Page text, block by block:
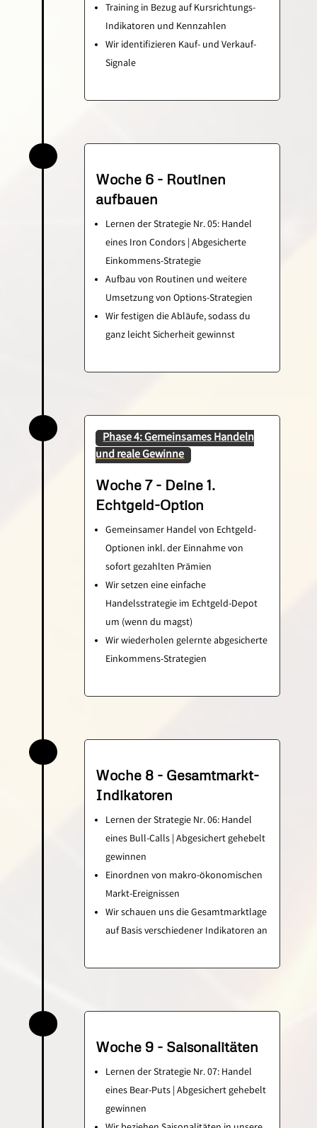
Training in Bezug auf Kursrichtungs-
Indikatoren und Kennzahlen
Wir identifizieren Kauf- und Verkauf-
Signale
Woche 6 - Routinen
aufbauen
Lernen der Strategie Nr. 05: Handel
eines Iron Condors | Abgesicherte
Einkommens-Strategie
Aufbau von Routinen und weitere
Umsetzung von Options-Strategien
Wir festigen die Abläufe, sodass du
ganz leicht Sicherheit gewinnst
Phase 4: Gemeinsames Handeln
und reale Gewinne
Woche 7 - Deine 1.
Echtgeld-Option
Gemeinsamer Handel von Echtgeld-
Optionen inkl. der Einnahme von
sofort gezahlten Prämien
Wir setzen eine einfache
Handelsstrategie im Echtgeld-Depot
um (wenn du magst)
Wir wiederholen gelernte abgesicherte
Einkommens-Strategien
Woche 8 - Gesamtmarkt-
Indikatoren
Lernen der Strategie Nr. 06: Handel
eines Bull-Calls | Abgesichert gehebelt
gewinnen
Einordnen von makro-ökonomischen
Markt-Ereignissen
Wir schauen uns die Gesamtmarktlage
auf Basis verschiedener Indikatoren an
Woche 9 - Saisonalitäten
Lernen der Strategie Nr. 07: Handel
eines Bear-Puts | Abgesichert gehebelt
gewinnen